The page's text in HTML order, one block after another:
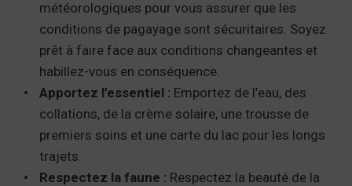
météorologiques pour vous assurer que les
conditions de pagayage sont sécuritaires. Soyez
prêt à faire face aux conditions changeantes et
habillez-vous en conséquence.
Apportez l’essentiel : Emportez de l’eau, des
collations, de la crème solaire, une trousse de
premiers soins et une carte du lac pour les longs
trajets.
Respectez la faune : Respectez la beauté de la